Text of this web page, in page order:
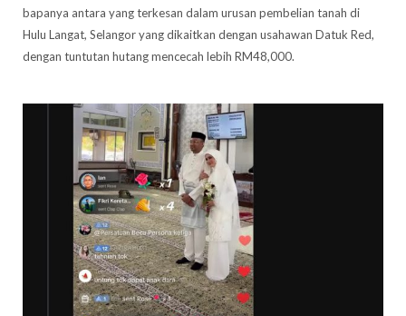
bapanya antara yang terkesan dalam urusan pembelian tanah di
Hulu Langat, Selangor yang dikaitkan dengan usahawan Datuk Red,
dengan tuntutan hutang mencecah lebih RM48,000.